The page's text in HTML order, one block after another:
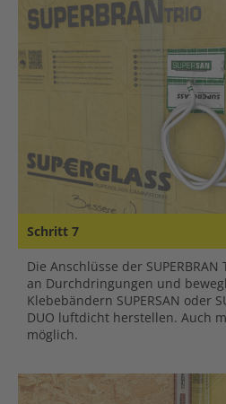
Schritt 7
Die Anschlüsse der
an Durchdringungen und
Klebebändern SUPERSAN oder
DUO luftdicht herstellen. Auch
möglich.